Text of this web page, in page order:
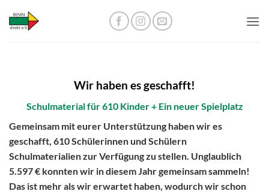
Inhalt
Wir haben es geschafft!
Schulmaterial für 610 Kinder+ Ein neuer Spielplatz
Gemeinsam mit eurer Unterstützung haben wir es
geschafft, 610 Schülerinnen und Schülern
Schulmaterialien zur Verfügung zu stellen. Unglaublich
5.597 € konnten wir in diesem Jahr gemeinsam sammeln!
Das ist mehr als wir erwartet haben, wodurch wir schon